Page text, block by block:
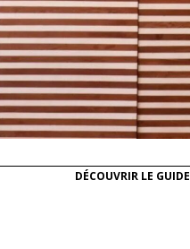
DÉCOUVRIR LE GUIDE